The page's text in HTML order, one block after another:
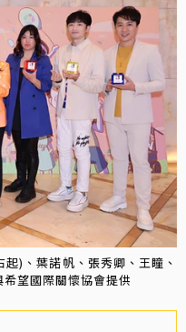
)、葉諾帆、張秀卿、王瞳、
望國際關懷協會提供